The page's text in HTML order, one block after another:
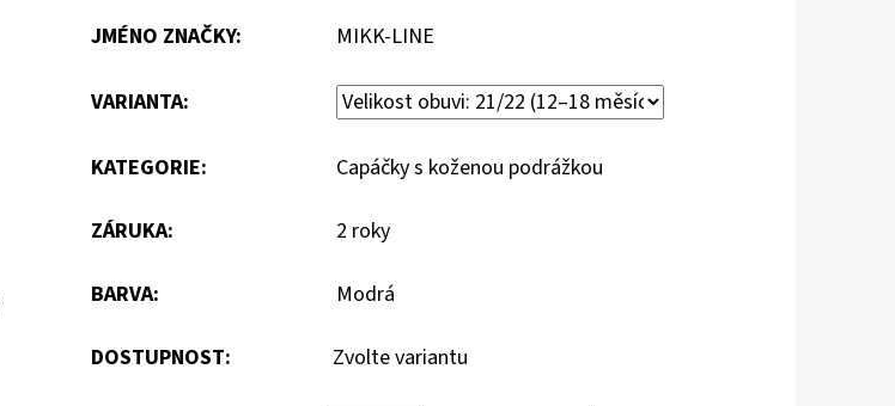
JMÉNO ZNAČKY: MIKK-LINE
VARIANTA:
KATEGORIE: Capáčky s koženou podrážkou
ZÁRUKA: 2 roky
BARVA: Modrá
DOSTUPNOST: Zvolte variantu